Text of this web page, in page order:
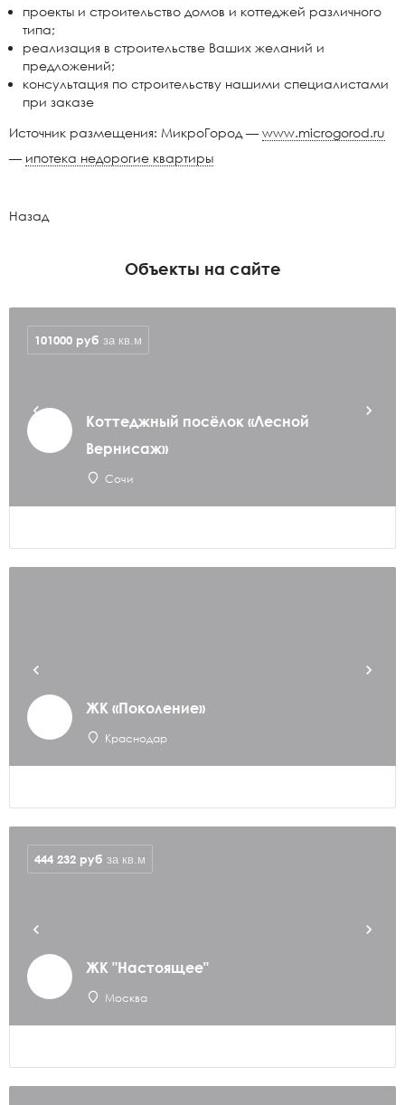
проекты и строительство домов и коттеджей различного
типа;
реализация в строительстве Ваших желаний и
предложений;
консультация по строительству нашими специалистами
при заказе
Источник размещения: МикроГород — www.microgorod.ru
— ипотека недорогие квартиры
Назад
Объекты на сайте
Коттеджный посёлок «Лесной
Вернисаж»
Сочи
101000 руб за кв.м
ЖК «Поколение»
Краснодар
ЖК "Настоящее"
Москва
444 232 руб за кв.м